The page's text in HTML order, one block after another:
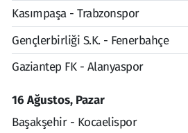
Kasımpaşa - Trabzonspor
Gençlerbirliği S.K. - Fenerbahçe
Gaziantep FK - Alanyaspor
16 Ağustos, Pazar
Başakşehir - Kocaelispor